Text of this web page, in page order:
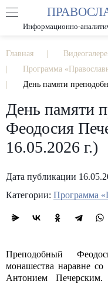
Информационно-
Главная
Программа
День памяти
День памяти
Феодосия
16.05.2026 г.)
Дата публикации
Категории: Программа
Преподобный
монашества наравне
Антонием Печерским.